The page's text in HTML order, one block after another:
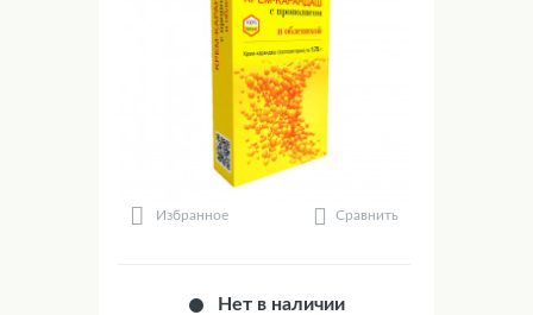
Избранное Сравнить
Нет в наличии